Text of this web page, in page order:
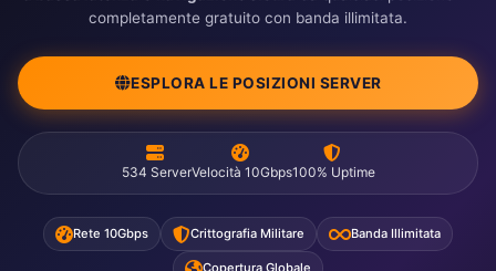
completamente gratuito con banda illimitata.
ESPLORA LE POSIZIONI SERVER
534 ServerVelocità 10Gbps100% Uptime
Rete 10Gbps Crittografia Militare Banda Illimitata
Copertura Globale